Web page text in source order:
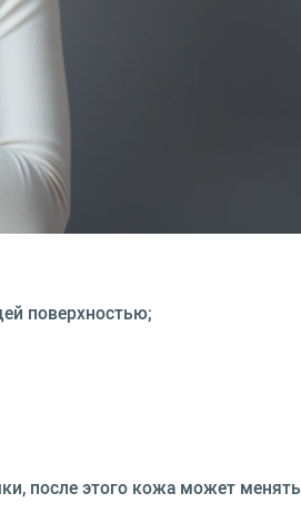
поверхностью;
после этого кожа может менять